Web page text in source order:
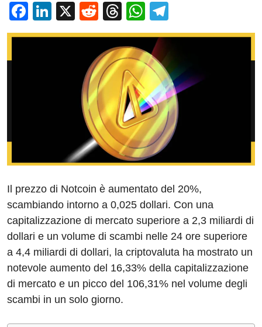
F
a
Li
n
X
R
e
d
di
t
T
hr
e
a
d
s
W
h
at
s
A
p
p
el
gr
a
m
Il prezzo di Notcoin è aumentato del 20%,
scambiando intorno a 0,025 dollari. Con una
capitalizzazione di mercato superiore a 2,3 miliardi di
dollari e un volume di scambi nelle 24 ore superiore
a 4,4 miliardi di dollari, la criptovaluta ha mostrato un
notevole aumento del 16,33% della capitalizzazione
di mercato e un picco del 106,31% nel volume degli
scambi in un solo giorno.